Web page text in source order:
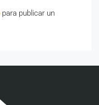
para publicar un